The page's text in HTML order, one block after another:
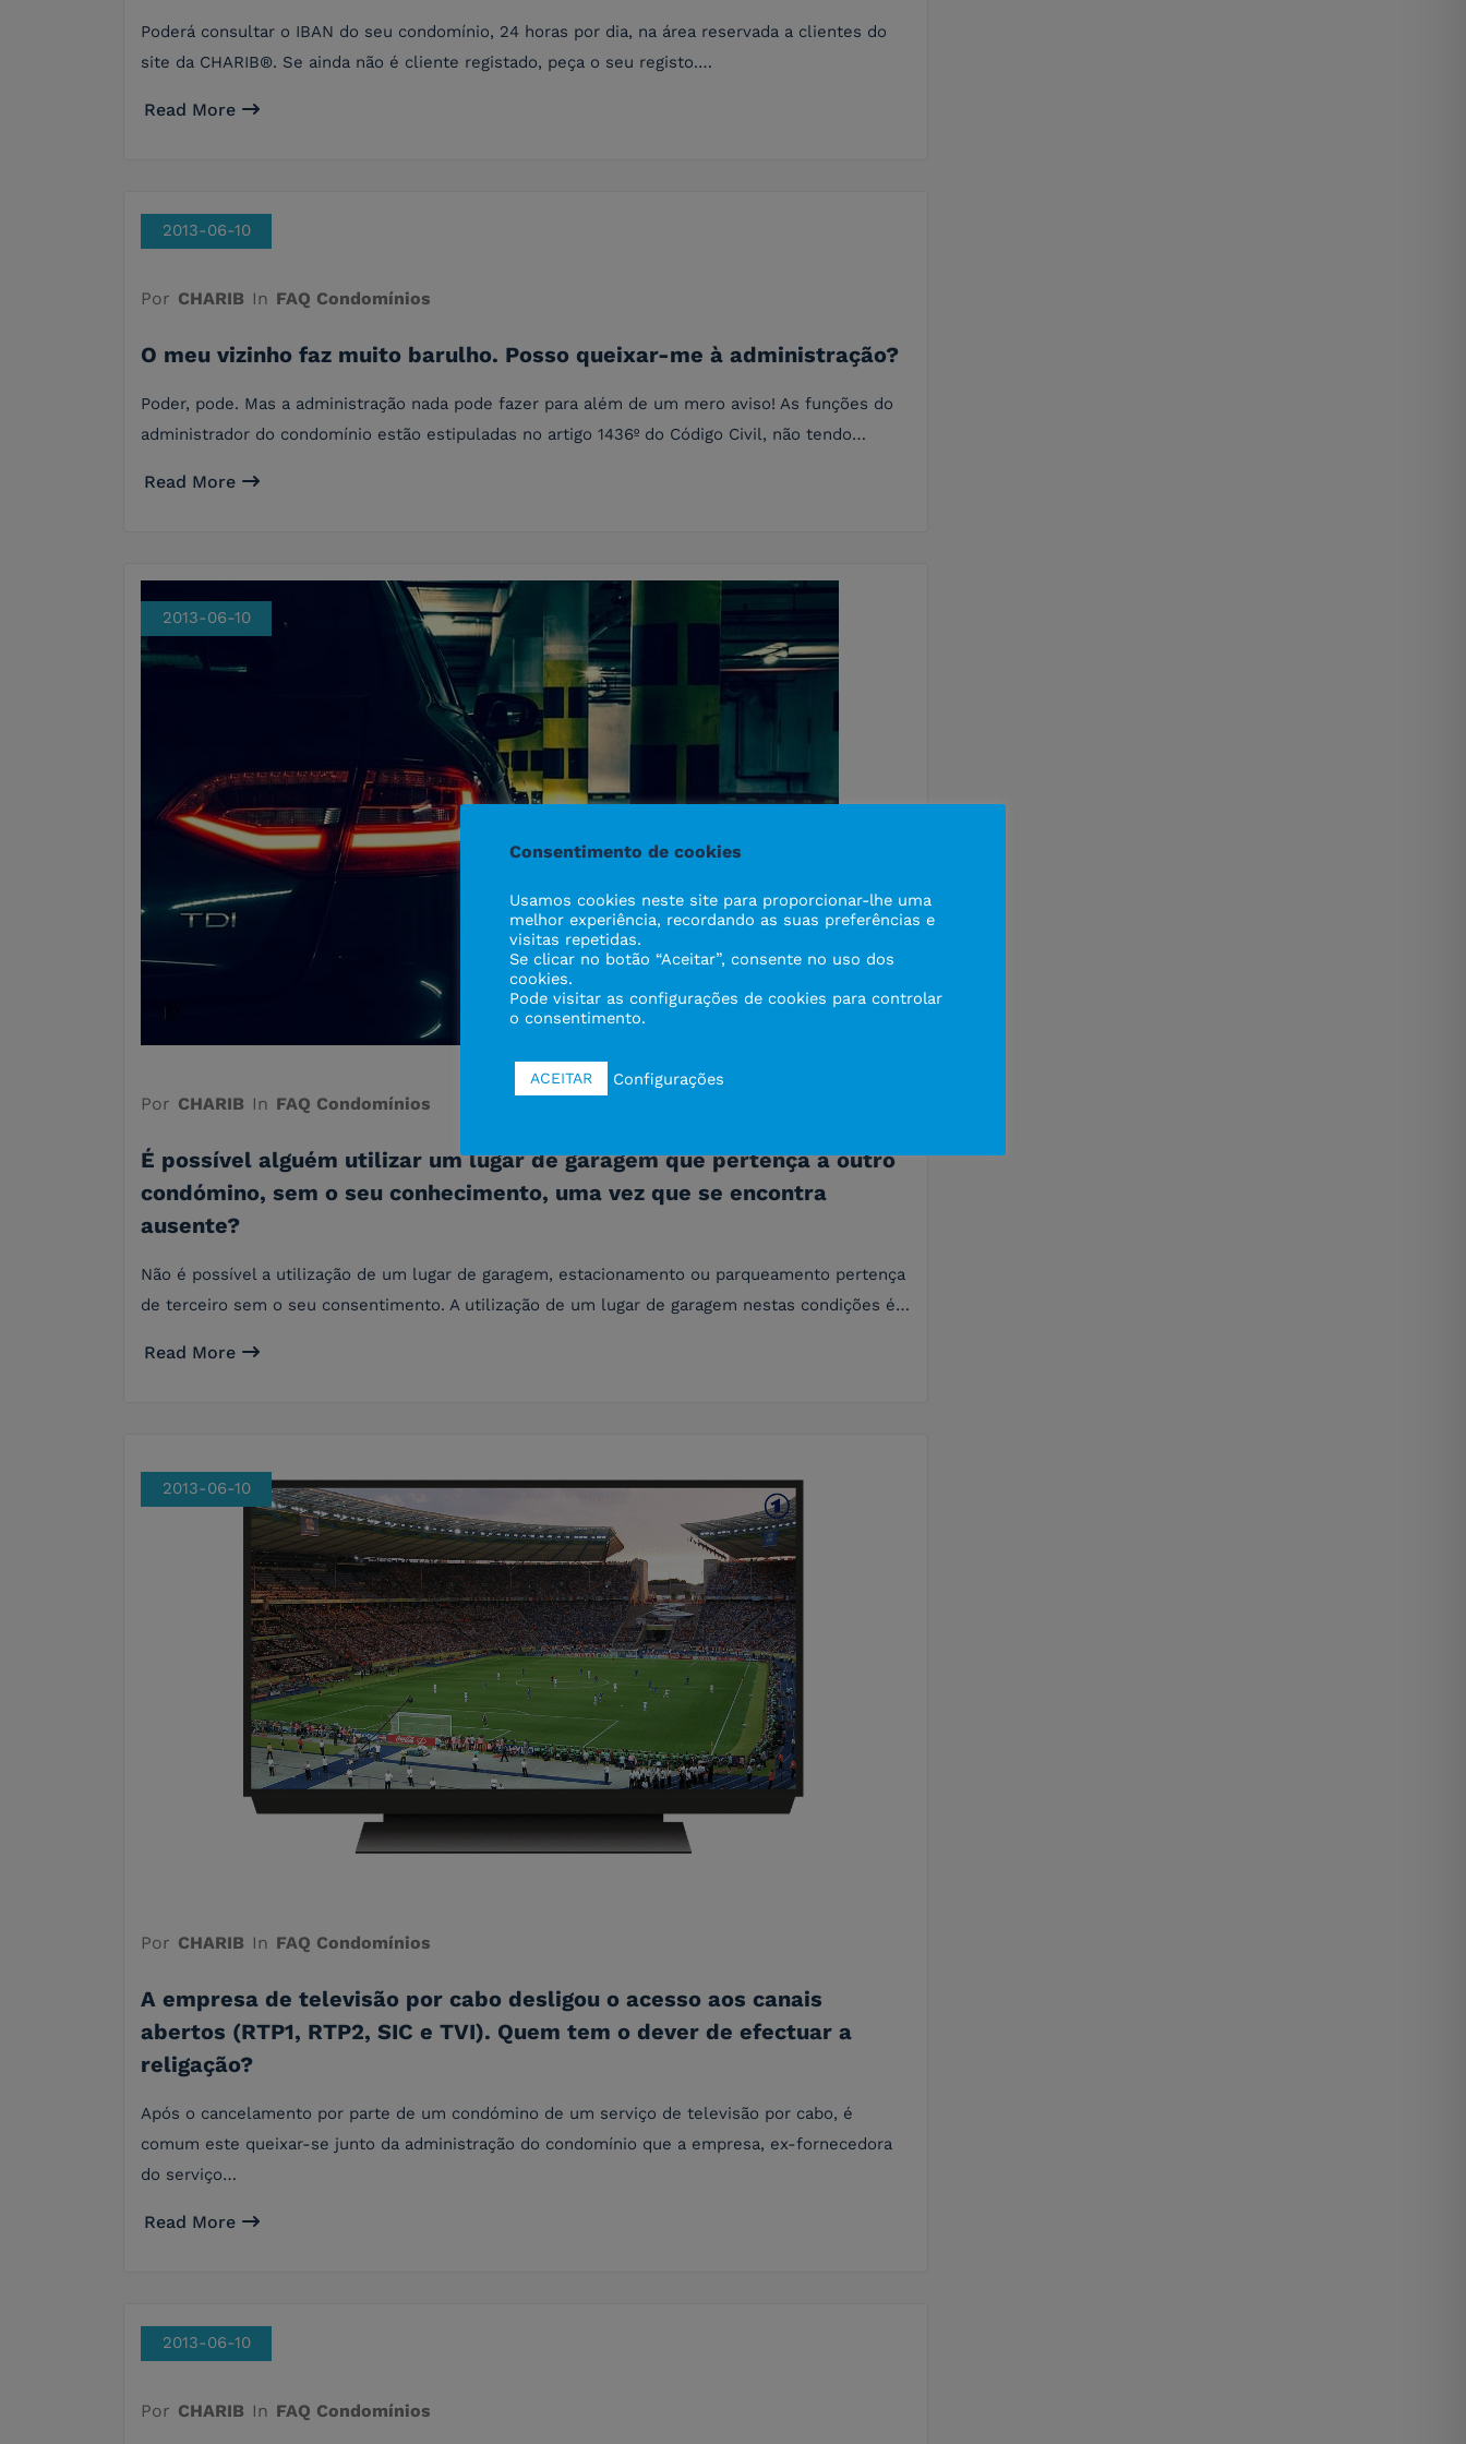
Poderá consultar o IBAN do seu condomínio, 24 horas por dia, na área reservada a clientes do
site da CHARIB®. Se ainda não é cliente registado, peça o seu registo.…
Read More
2013-06-10
Por CHARIB In FAQ Condomínios
O meu vizinho faz muito barulho. Posso queixar-me à administração?
Poder, pode. Mas a administração nada pode fazer para além de um mero aviso! As funções do
administrador do condomínio estão estipuladas no artigo 1436º do Código Civil, não tendo…
Read More
2013-06-10
Por CHARIB In FAQ Condomínios
É possível alguém utilizar um lugar de garagem que pertença a outro
condómino, sem o seu conhecimento, uma vez que se encontra
ausente?
Não é possível a utilização de um lugar de garagem, estacionamento ou parqueamento pertença
de terceiro sem o seu consentimento. A utilização de um lugar de garagem nestas condições é…
Read More
2013-06-10
Por CHARIB In FAQ Condomínios
A empresa de televisão por cabo desligou o acesso aos canais
abertos (RTP1, RTP2, SIC e TVI). Quem tem o dever de efectuar a
religação?
Após o cancelamento por parte de um condómino de um serviço de televisão por cabo, é
comum este queixar-se junto da administração do condomínio que a empresa, ex-fornecedora
do serviço…
Read More
2013-06-10
Por CHARIB In FAQ Condomínios
Consentimento de cookies
Usamos cookies neste site para proporcionar-lhe uma
melhor experiência, recordando as suas preferências e
visitas repetidas.
Se clicar no botão “Aceitar”, consente no uso dos
cookies.
Pode visitar as configurações de cookies para controlar
o consentimento.
ACEITAR Configurações